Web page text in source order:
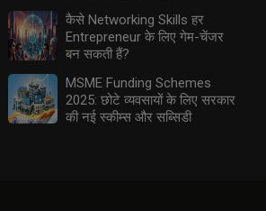
कैसे Networking Skills हर
Entrepreneur के लिए गेम-चेंजर
बन सकती हैं?
MSME Funding Schemes
2025: छोटे व्यवसायों के लिए सरकार
की नई स्कीम्स और सब्सिडी